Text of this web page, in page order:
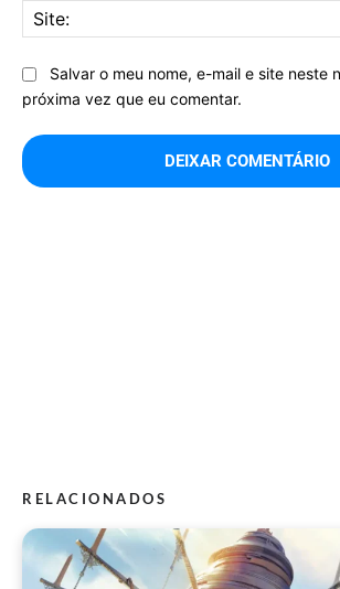
Salvar o meu nome, e-mail e site neste
próxima vez que eu comentar.
RELACIONADOS